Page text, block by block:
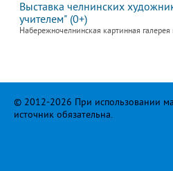
Выставка челнинских
учителем" (0+)
Набережночелнинская картинная
© 2012-2026 При использовании
источник обязательна.